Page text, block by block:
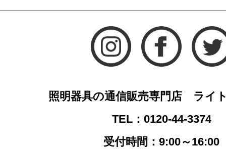
照明器具の通信販売専門店 ライ
TEL：0120-44-3374
受付時間：9:00～16:00